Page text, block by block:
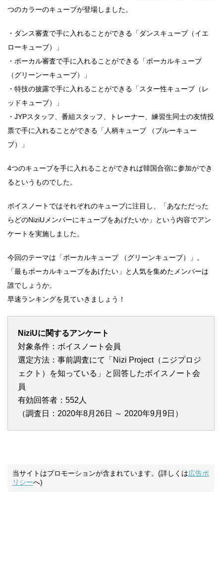
つのカラーのキューブが登場しました。
・ダンス審査で手に入れることができる「ダンスキューブ（イエ
ローキューブ）」
・ボーカル審査で手に入れることができる「ボーカルキューブ
（グリーンーキューブ）」
・特技の披露で手に入れることができる「スター性キューブ（レ
ッドキューブ）」
・JYPスタッフ、番組スタッフ、トレーナー、練習生同士の友情投
票で手に入れることができる「人柄キューブ （ブルーキュー
ブ）」
4つのキューブを手に入れることができれば韓国合宿に参加ができ
るというものでした。
ボイスノートではそれぞれのキューブに注目し、「あなただった
らどのNiziUメンバーにキューブをあげたいか」という内容でアン
ケートを実施しました。
今回のテーマは「ボーカルキューブ （グリーンキューブ）」。
「最もボーカルキューブをあげたい」と人気を集めたメンバーは
誰でしょうか。
早速ランキングを見ていきましょう！
NiziUに関するアンケート
対象条件：ボイスノート会員
選定方法：事前調査にて「Nizi Project（ニジプロジ
ェクト）を知っている」と回答したボイスノート会
員
有効回答者：552人
（調査日：2020年8月26日 ～ 2020年9月9日）
当サイトはプロモーションが含まれています。(詳しくは広告ポ
リシーへ)